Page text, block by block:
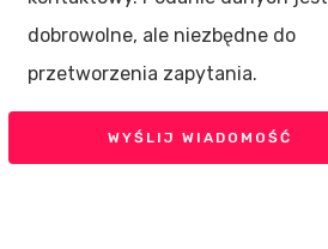
dobrowolne, ale niezbędne do
przetworzenia zapytania.